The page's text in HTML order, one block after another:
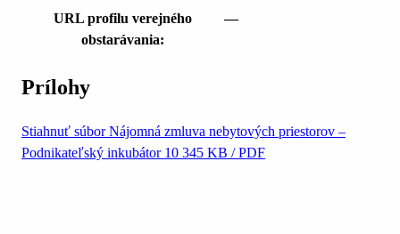
URL profilu verejného
obstarávania:
—
Prílohy
Stiahnuť súborNájomná zmluva nebytových priestorov –
Podnikateľský inkubátor 10 345 KB / PDF